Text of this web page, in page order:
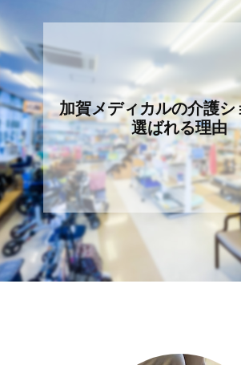
加賀メディカルの介護シ
選ばれる理由